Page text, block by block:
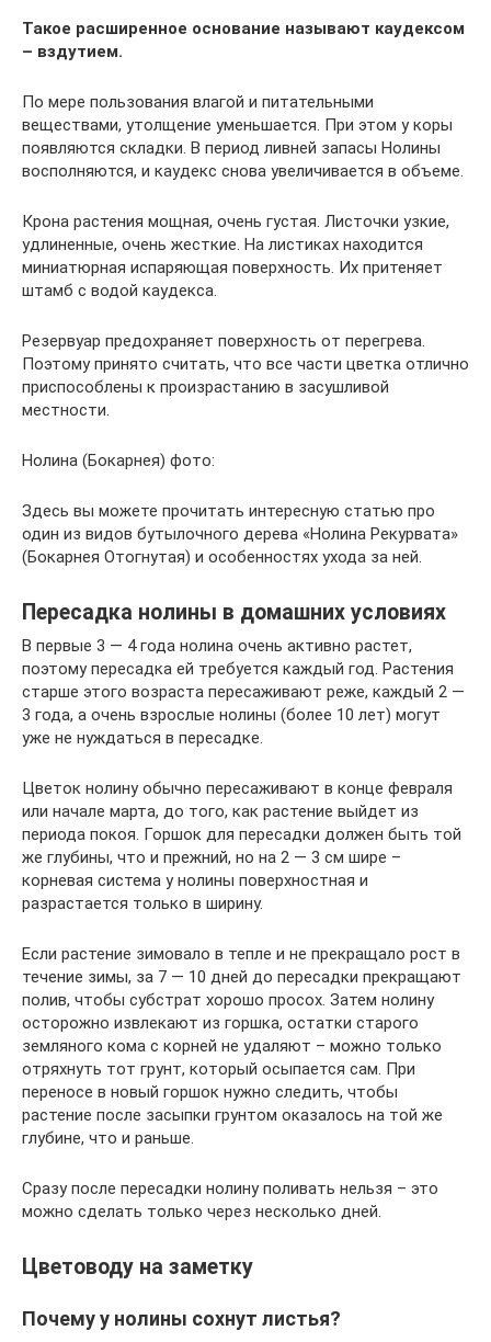
Такое расширенное основание называют каудексом
– вздутием.
По мере пользования влагой и питательными
веществами, утолщение уменьшается. При этом у коры
появляются складки. В период ливней запасы Нолины
восполняются, и каудекс снова увеличивается в объеме.
Крона растения мощная, очень густая. Листочки узкие,
удлиненные, очень жесткие. На листиках находится
миниатюрная испаряющая поверхность. Их притеняет
штамб с водой каудекса.
Резервуар предохраняет поверхность от перегрева.
Поэтому принято считать, что все части цветка отлично
приспособлены к произрастанию в засушливой
местности.
Нолина (Бокарнея) фото:
Здесь вы можете прочитать интересную статью про
один из видов бутылочного дерева «Нолина Рекурвата»
(Бокарнея Отогнутая) и особенностях ухода за ней.
Пересадка нолины в домашних условиях
В первые 3 — 4 года нолина очень активно растет,
поэтому пересадка ей требуется каждый год. Растения
старше этого возраста пересаживают реже, каждый 2 —
3 года, а очень взрослые нолины (более 10 лет) могут
уже не нуждаться в пересадке.
Цветок нолину обычно пересаживают в конце февраля
или начале марта, до того, как растение выйдет из
периода покоя. Горшок для пересадки должен быть той
же глубины, что и прежний, но на 2 — 3 см шире –
корневая система у нолины поверхностная и
разрастается только в ширину.
Если растение зимовало в тепле и не прекращало рост в
течение зимы, за 7 — 10 дней до пересадки прекращают
полив, чтобы субстрат хорошо просох. Затем нолину
осторожно извлекают из горшка, остатки старого
земляного кома с корней не удаляют – можно только
отряхнуть тот грунт, который осыпается сам. При
переносе в новый горшок нужно следить, чтобы
растение после засыпки грунтом оказалось на той же
глубине, что и раньше.
Сразу после пересадки нолину поливать нельзя – это
можно сделать только через несколько дней.
Цветоводу на заметку
Почему у нолины сохнут листья?